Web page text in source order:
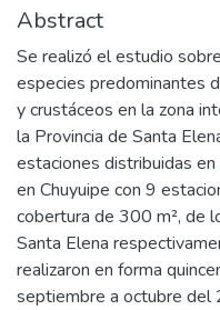
Abstract
Se realizó el estudio
especies predominantes
y crustáceos en la zona
la Provincia de Santa
estaciones distribuidas
en Chuyuipe con 9
cobertura de 300 m², de
Santa Elena
realizaron en forma
septiembre a octubre del